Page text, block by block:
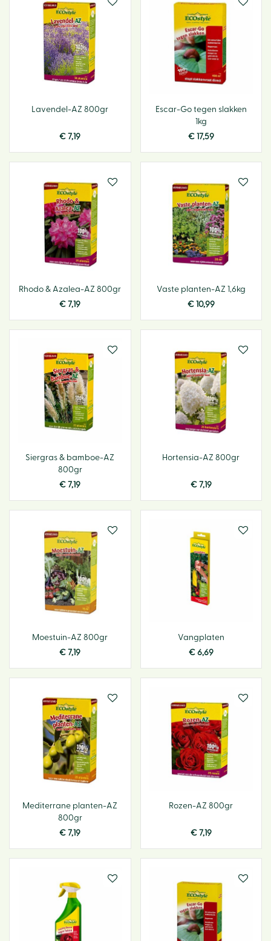
Lavendel-AZ 800gr
€ 7,19
Escar-Go tegen slakken
1kg
€ 17,59
Rhodo & Azalea-AZ 800gr
€ 7,19
Vaste planten-AZ 1,6kg
€ 10,99
Siergras & bamboe-AZ
800gr
€ 7,19
Hortensia-AZ 800gr
€ 7,19
Moestuin-AZ 800gr
€ 7,19
Vangplaten
€ 6,69
Mediterrane planten-AZ
800gr
€ 7,19
Rozen-AZ 800gr
€ 7,19